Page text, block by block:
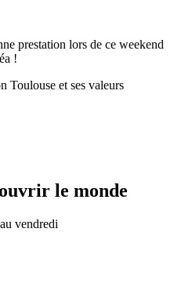
prestation lors de ce weekend
!
Toulouse et ses valeurs
le monde
vendredi